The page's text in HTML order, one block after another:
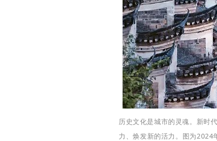
历史文化是城市的灵魂。新时
力、焕发新的活力。图为2024